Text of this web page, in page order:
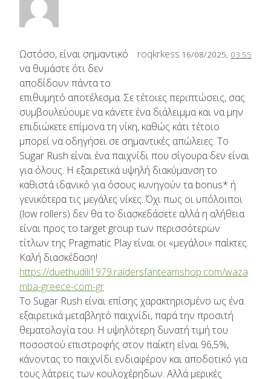
roqkrkess 16/08/2025, 03:55
Ωστόσο, είναι σημαντικό
να θυμάστε ότι δεν
αποδίδουν πάντα το
επιθυμητό αποτέλεσμα. Σε τέτοιες περιπτώσεις, σας
συμβουλεύουμε να κάνετε ένα διάλειμμα και να μην
επιδιώκετε επίμονα τη νίκη, καθώς κάτι τέτοιο
μπορεί να οδηγήσει σε σημαντικές απώλειες. Το
Sugar Rush είναι ένα παιχνίδι που σίγουρα δεν είναι
για όλους. Η εξαιρετικά υψηλή διακύμανση το
καθιστά ιδανικό για όσους κυνηγούν τα bonus* ή
γενικότερα τις μεγάλες νίκες. Όχι πως οι υπόλοιποι
(low rollers) δεν θα το διασκεδάσετε αλλά η αλήθεια
είναι προς το target group των περισσότερων
τίτλων της Pragmatic Play είναι οι «μεγάλοι» παίκτες.
Καλή διασκέδαση!
https://duethudili1979.raidersfanteamshop.com/waza
mba-greece-com-gr
Το Sugar Rush είναι επίσης χαρακτηρισμένο ως ένα
εξαιρετικά μεταβλητό παιχνίδι, παρά την προσιτή
θεματολογία του. Η υψηλότερη δυνατή τιμή του
ποσοστού επιστροφής στον παίκτη είναι 96,5%,
κάνοντας το παιχνίδι ενδιαφέρον και αποδοτικό για
τους λάτρεις των κουλοχέρηδων. Αλλά μερικές